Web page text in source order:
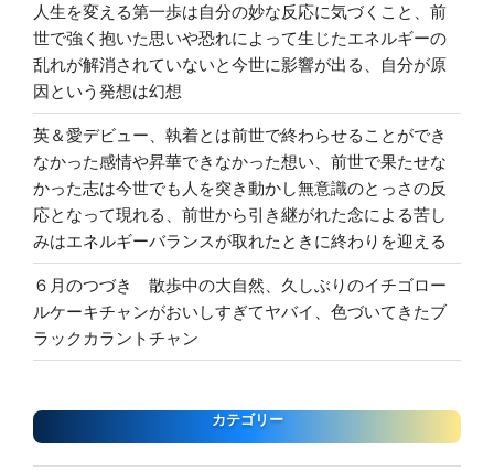
人生を変える第一歩は自分の妙な反応に気づくこと、前
世で強く抱いた思いや恐れによって生じたエネルギーの
乱れが解消されていないと今世に影響が出る、自分が原
因という発想は幻想
英＆愛デビュー、執着とは前世で終わらせることができ
なかった感情や昇華できなかった想い、前世で果たせな
かった志は今世でも人を突き動かし無意識のとっさの反
応となって現れる、前世から引き継がれた念による苦し
みはエネルギーバランスが取れたときに終わりを迎える
６月のつづき 散歩中の大自然、久しぶりのイチゴロー
ルケーキチャンがおいしすぎてヤバイ、色づいてきたブ
ラックカラントチャン
カテゴリー